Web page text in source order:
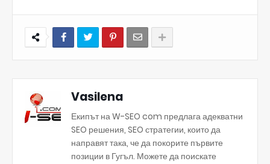
Vasilena
Екипът на W-SEO com предлага адекватни
SEO решения, SEO стратегии, които да
направят така, че да покорите първите
позиции в Гугъл. Можете да поискате